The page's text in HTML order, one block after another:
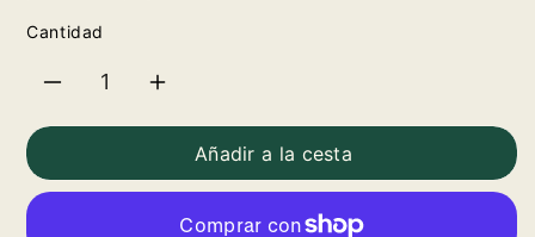
Cantidad
cantidad
para
Añadir a la cesta